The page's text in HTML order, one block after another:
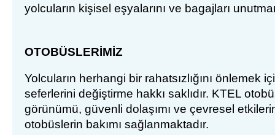
yolcuların kişisel eşyalarını ve bagajları
OTOBÜSLERİMİZ
Yolcuların herhangi bir rahatsızlığını önlemek
seferlerini değiştirme hakkı saklıdır. KTEL
görünümü, güvenli dolaşımı ve çevresel
otobüslerin bakımı sağlanmaktadır.